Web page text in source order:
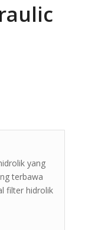
yang
terbawa
filter hidrolik